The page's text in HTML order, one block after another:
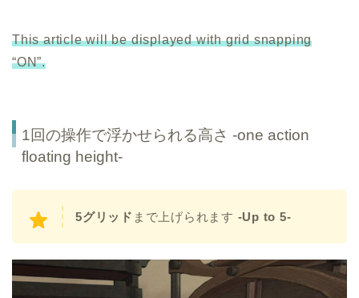
This article will be displayed with grid snapping
“ON”.
1回の操作で浮かせられる高さ -one action
floating height-
5グリッド まで上げられます -Up to 5-